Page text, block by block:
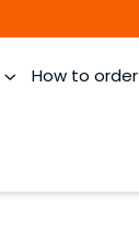
How to order